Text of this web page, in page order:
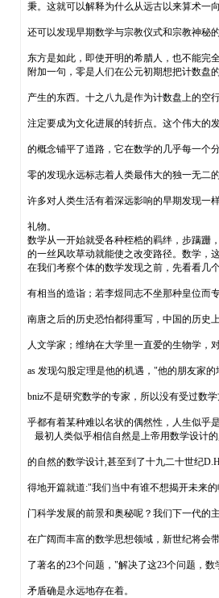
秉。这就可以解释为什么从远古以来算术一
还可以发现早期数学与宗教仪式和宗教神秘
东方是如此，即使开明的希腊人，也不能完
附加一句，零是人们在公元初期想把计数盘
产生的东西。十之八九是作为计数盘上的空
注定要成为文化进展的转折点。这个伟大的
的概念铺平了道路，它在数学的几乎每一个
零的发现永远标志着人类最伟大的独一无二
许多对人类生活有着深远影响的早期发现一
礼物。
数学从一开始就受各种桎梏的羁绊，步蹒跚
的一丝风吹草动就能使之改变路径。数学，
在我们考察个体的数学发现之前，先看看几
有相当的造诣；若李煜同志不坐那种皇位而
南唐之后的历史恐怕都得重写，中国的历史
人文学家；维纳在大学里一直爱的生物学
as 发现勾股定理是他的机遇，"他的朋友家
bniz不是研究数学的专家，所以没有受过数
乎都有着某种难以名状的偶然性，人生似乎
最初人类似乎相信自然是上帝用数学设计
的自然的数学设计,甚至到了十九二十世纪
得地开篇就道:"我们当中有谁不想揭开未来
门科学发展的前景和奥秘呢？我们下一代的
在广阔而丰富的数学思想领域，新世纪将会
了著名的23个问题，"解决了这23个问题，
矛盾确是永远地存在着。